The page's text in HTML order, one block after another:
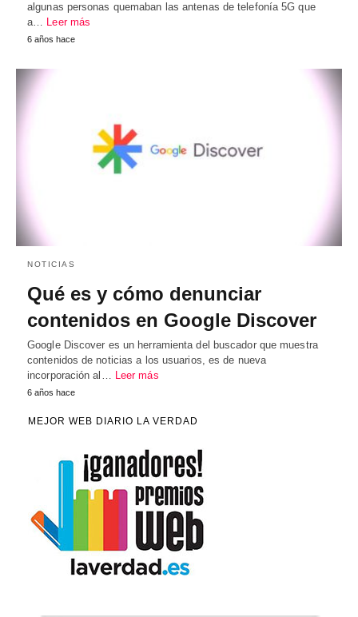
algunas personas quemaban las antenas de telefonía 5G que
a… Leer más
6 años hace
NOTICIAS
Qué es y cómo denunciar
contenidos en Google Discover
Google Discover es un herramienta del buscador que muestra
contenidos de noticias a los usuarios, es de nueva
incorporación al…
Leer más
6 años hace
MEJOR WEB DIARIO LA VERDAD